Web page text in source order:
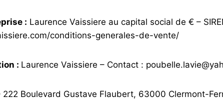
: Laurence Vaissiere au capital social de € –
conditions-generales-de-vente/
: Laurence Vaissiere – Contact :
222 Boulevard Gustave Flaubert, 63000 Clermont-